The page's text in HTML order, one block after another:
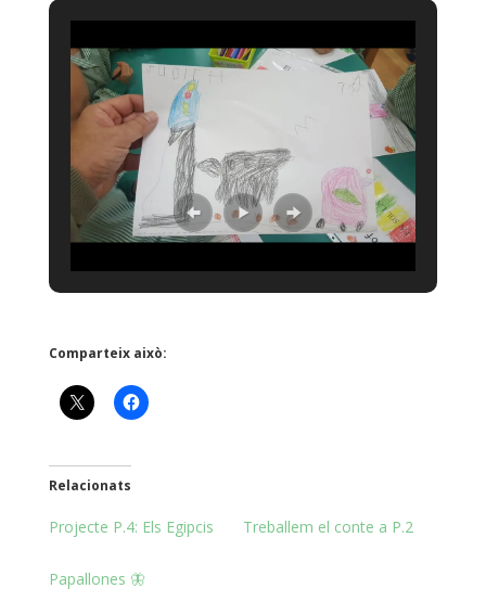
Comparteix això:
Relacionats
Projecte P.4: Els Egipcis Treballem el conte a P.2
Papallones 🦋